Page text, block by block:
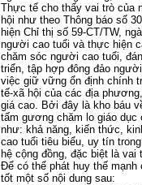
Thực tế cho thấy vai trò của
hội như theo Thông báo số
hiện Chỉ thị số 59-CT/TW,
người cao tuổi và thực hiện
chăm sóc người cao tuổi,
triển, tập hợp đông đảo
việc giữ vững ổn định chính
tế-xã hội của các địa
giá cao. Bởi đây là kho báu
tấm gương chăm lo giáo
như: khả năng, kiến thức,
cao tuổi tiêu biểu, uy tín
hệ cộng đồng, đặc biệt là
Để có thể phát huy thế
tốt một số nội dung sau: